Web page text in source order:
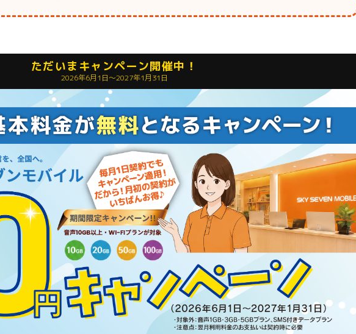
ただいまキャンペーン開催中！
2026年6月1日〜2027年1月31日